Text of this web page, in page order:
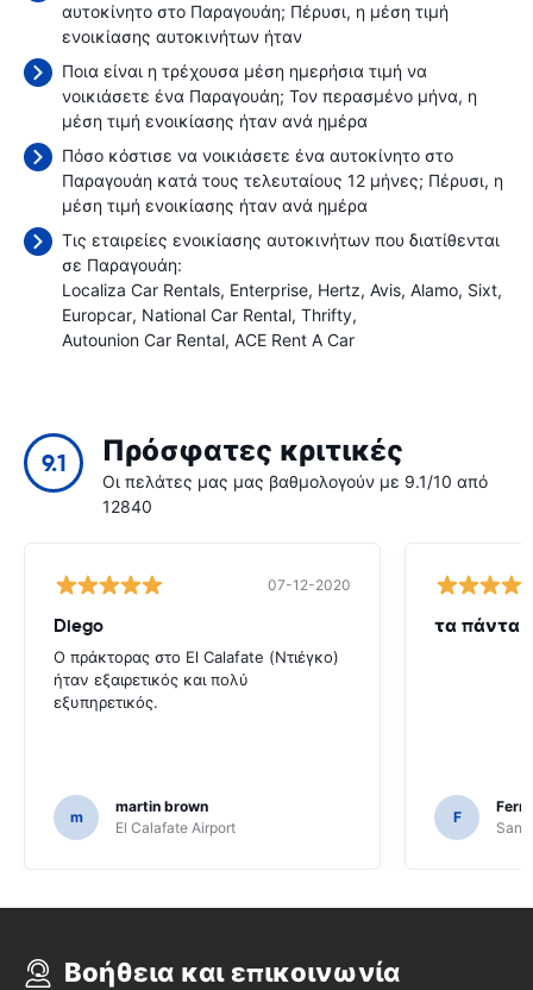
αυτοκίνητο στο Παραγουάη; Πέρυσι, η μέση τιμή
ενοικίασης αυτοκινήτων ήταν
Ποια είναι η τρέχουσα μέση ημερήσια τιμή να
νοικιάσετε ένα Παραγουάη; Τον περασμένο μήνα, η
μέση τιμή ενοικίασης ήταν ανά ημέρα
Πόσο κόστισε να νοικιάσετε ένα αυτοκίνητο στο
Παραγουάη κατά τους τελευταίους 12 μήνες; Πέρυσι, η
μέση τιμή ενοικίασης ήταν ανά ημέρα
Τις εταιρείες ενοικίασης αυτοκινήτων που διατίθενται
σε Παραγουάη:
Localiza Car Rentals Enterprise Hertz Avis Alamo Sixt
Europcar National Car Rental Thrifty
Autounion Car Rental ACE Rent A Car
9.1 Πρόσφατες κριτικές
Οι πελάτες μας μας βαθμολογούν με 9.1/10 από
12840
07-12-2020
Diego
Ο πράκτορας στο El Calafate (Ντιέγκο)
ήταν εξαιρετικός και πολύ
εξυπηρετικός.
m
martin brown
El Calafate Airport
τα πάντα
F
Βοήθεια και επικοινωνία